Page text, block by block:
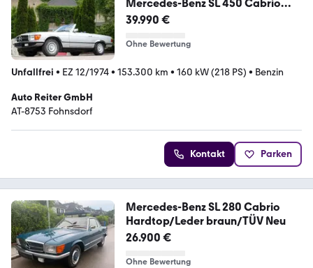
Mercedes-Benz SL 450 Cabrio
Typisiert
39.990 €
Ohne Bewertung
Unfallfrei • EZ 12/1974• 153.300 km • 160 kW (218 PS) • Benzin
Auto Reiter GmbH
AT-8753 Fohnsdorf
Kontakt Parken
Mercedes-Benz SL 280 Cabrio
Hardtop/Leder braun/TÜV Neu
26.900 €
Ohne Bewertung